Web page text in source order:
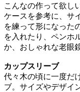
こんなの作って欲し
ケースを参考に、サ
を練って形になった
を入れたり、ペンホ
か、おしゃれな老眼
カップスリーブ
代々木の頃に一度だ
ブ。サイズやデザイ